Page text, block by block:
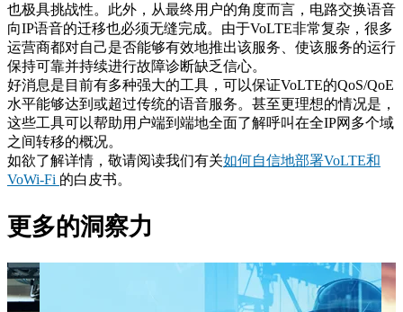
供
应
商
也极具挑战性。此外，从最终用户的角度而言，电路交换语音
向IP语音的迁移也必须无缝完成。由于VoLTE非常复杂，很多
运营商都对自己是否能够有效地推出该服务、使该服务的运行
保持可靠并持续进行故障诊断缺乏信心。
好消息是目前有多种强大的工具，可以保证VoLTE的QoS/QoE
水平能够达到或超过传统的语音服务。甚至更理想的情况是，
这些工具可以帮助用户端到端地全面了解呼叫在全IP网多个域
之间转移的概况。
如欲了解详情，敬请阅读我们有关如何自信地部署VoLTE和
VoWi-Fi 的白皮书。
更多的洞察力